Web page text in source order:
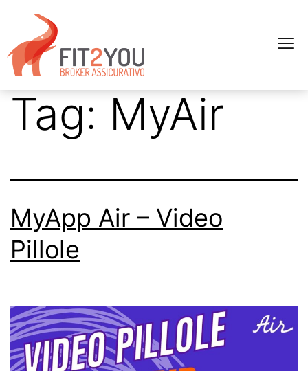
Tag: MyAir
MyApp Air – Video
Pillole